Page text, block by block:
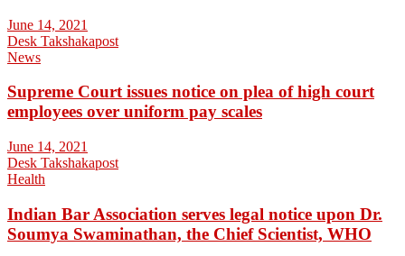
June 14, 2021
Desk Takshakapost
News
Supreme Court issues notice on plea of high court
employees over uniform pay scales
June 14, 2021
Desk Takshakapost
Health
Indian Bar Association serves legal notice upon Dr.
Soumya Swaminathan, the Chief Scientist, WHO